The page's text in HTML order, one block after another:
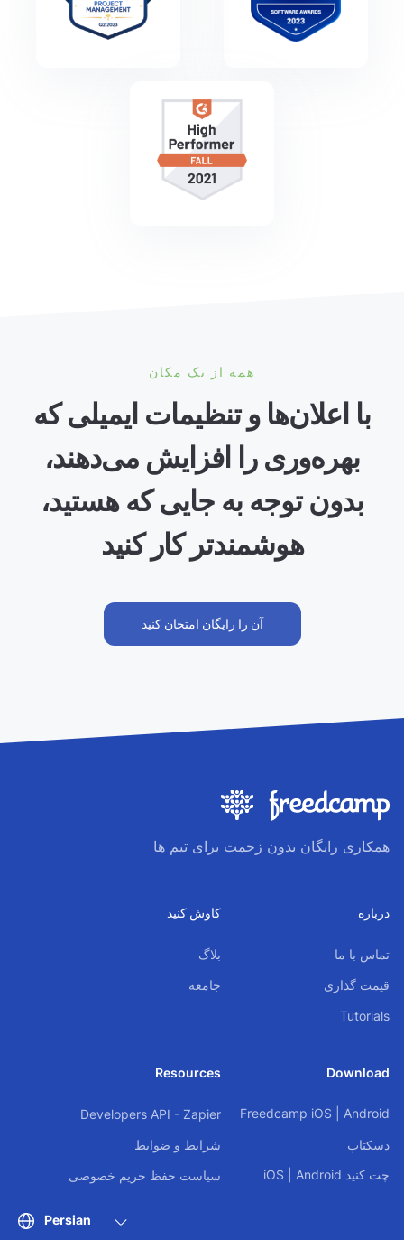
همه از یک مکان
با اعلان‌ها و تنظیمات ایمیلی که
بهره‌وری را افزایش می‌دهند،
بدون توجه به جایی که هستید،
هوشمندتر کار کنید
آن را رایگان امتحان کنید
همکاری رایگان بدون زحمت برای تیم ها
درباره
تماس با ما
قیمت گذاری
Tutorials
کاوش کنید
بلاگ
جامعه
Download
Freedcamp iOS Android
دسکتاپ
چت کنید
iOS Android
Resources
Developers API - Zapier
شرایط و ضوابط
سیاست حفظ حریم خصوصی
Persian